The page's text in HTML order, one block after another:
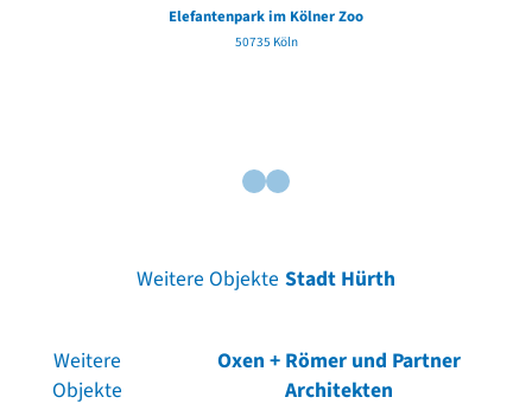
Elefantenpark im Kölner Zoo
50735 Köln
Weitere Objekte Stadt Hürth
Weitere
Objekte
Oxen + Römer und Partner
Architekten